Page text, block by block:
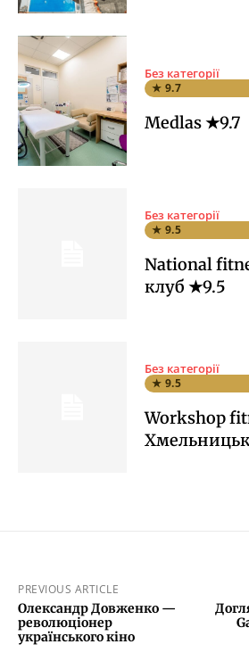
Без категорії
★ 9.7
Medlas ★9.7
Без категорії
★ 9.5
National
клуб ★9.5
Без категорії
★ 9.5
Workshop
PREVIOUS ARTICLE
Олександр Довженко —
революціонер
українського кіно